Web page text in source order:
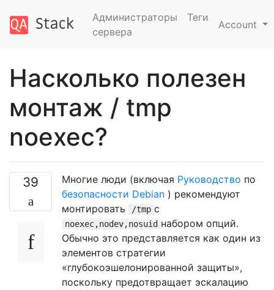
Администраторы
сервера
Теги
Account
Насколько полезен
монтаж / tmp
noexec?
39 Многие люди (включая Руководство по
безопасности Debian ) рекомендуют
монтировать
/tmp с
noexec,nodev,nosuid набором опций.
Обычно это представляется как один из
элементов стратегии
«глубокоэшелонированной защиты»,
поскольку предотвращает эскалацию